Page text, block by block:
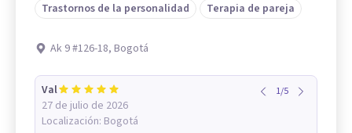
Trastornos de la personalidad
Terapia de pareja
Ak 9 #126-18, Bogotá
Val
27 de julio de 2026
Localización: Bogotá
1/5